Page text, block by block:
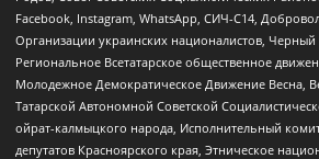
Facebook, Instagram, WhatsApp, СИЧ-С14,
Организации украинских националистов, Черный
Региональное Всетатарское общественное
Молодежное Демократическое Движение Весна,
Татарской Автономной Советской
ойрат-калмыцкого народа, Исполнительный
депутатов Красноярского края, Этническое